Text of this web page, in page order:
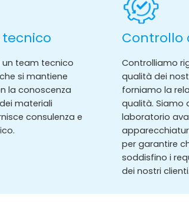
team tecnico
si mantiene
la conoscenza
materiali
consulenza e
Controllo
Controlliamo
qualità dei
forniamo la
qualità. Siamo
laboratorio
per garantire
soddisfino i
dei nostri clienti.